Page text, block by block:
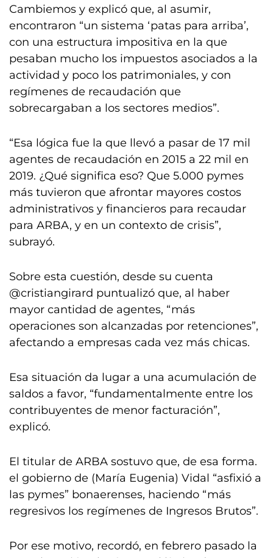
Cambiemos y explicó que, al asumir,
encontraron “un sistema ‘patas para arriba’,
con una estructura impositiva en la que
pesaban mucho los impuestos asociados a la
actividad y poco los patrimoniales, y con
regímenes de recaudación que
sobrecargaban a los sectores medios”.
“Esa lógica fue la que llevó a pasar de 17 mil
agentes de recaudación en 2015 a 22 mil en
2019. ¿Qué significa eso? Que 5.000 pymes
más tuvieron que afrontar mayores costos
administrativos y financieros para recaudar
para ARBA, y en un contexto de crisis”,
subrayó.
Sobre esta cuestión, desde su cuenta
@cristiangirard puntualizó que, al haber
mayor cantidad de agentes, “más
operaciones son alcanzadas por retenciones”,
afectando a empresas cada vez más chicas.
Esa situación da lugar a una acumulación de
saldos a favor, “fundamentalmente entre los
contribuyentes de menor facturación”,
explicó.
El titular de ARBA sostuvo que, de esa forma.
el gobierno de (María Eugenia) Vidal “asfixió a
las pymes” bonaerenses, haciendo “más
regresivos los regímenes de Ingresos Brutos”.
Por ese motivo, recordó, en febrero pasado la